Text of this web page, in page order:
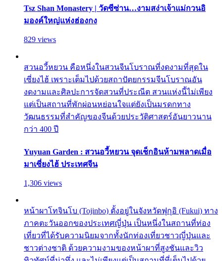
Tsz Shan Monastery | วัดซีซ่าน…งามสง่าเจ้าแม่กวนอิ
มองค์ใหญ่แห่งฮ่องกง
829 views
สวนอวี้หยวน คือหนึ่งในสวนจีนโบราณที่งดงามที่สุดใน
เซี่ยงไฮ้ เพราะเต็มไปด้วยสถาปัตยกรรมจีนโบราณอัน
งดงามและศิลปะการจัดสวนที่ประณีต สวนแห่งนี้ไม่เพียง
แต่เป็นสถานที่พักผ่อนหย่อนใจแต่ยังเป็นมรดกทาง
วัฒนธรรมที่สำคัญของจีนด้วยประวัติศาสตร์อันยาวนาน
กว่า 400 ปี
Yuyuan Garden : สวนอวี้หยวน จุดเช็กอินห้ามพลาดเมื่อ
มาเซี่ยงไฮ้ ประเทศจีน
1,306 views
หน้าผาโทจินโบ (Tojinbo) ตั้งอยู่ในจังหวัดฟุกุอิ (Fukui) ทาง
ภาคตะวันออกของประเทศญี่ปุ่น เป็นหนึ่งในสถานที่ท่อง
เที่ยวที่ได้รับความนิยมจากทั้งนักท่องเที่ยวชาวญี่ปุ่นและ
ชาวต่างชาติ ด้วยความงามของหน้าผาที่สูงชันและวิว